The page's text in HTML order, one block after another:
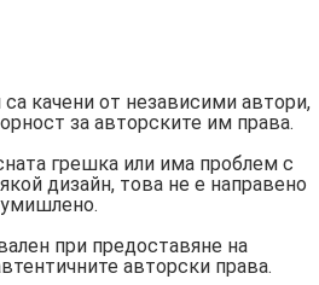
качени от независими автори,
за авторските им права.
грешка или има проблем с
дизайн, това не е направено
умишлено.
при предоставяне на
авторски права.